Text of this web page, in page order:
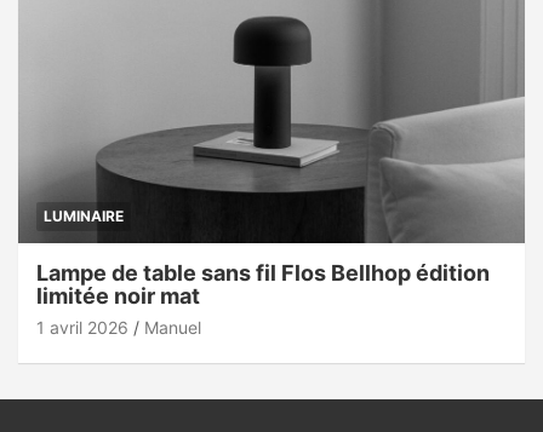
LUMINAIRE
Lampe de table sans fil Flos Bellhop édition
limitée noir mat
1 avril 2026 Manuel